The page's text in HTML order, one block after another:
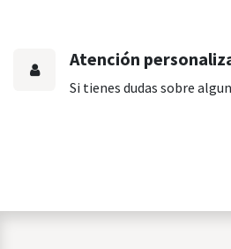
Atención
Si tienes dudas sobre